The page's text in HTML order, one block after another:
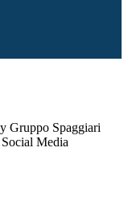
Gruppo Spaggiari
Media